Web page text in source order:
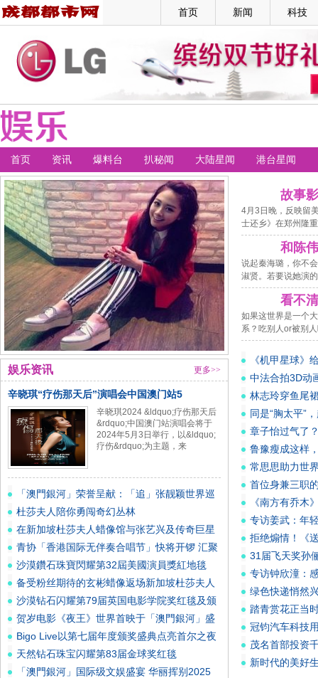
首页 新闻 科技
首页 资讯 爆料台 扒秘闻 大陆星闻 港台星闻
更多>>
娱乐资讯
辛晓琪“疗伤那天后”演唱会中国澳门站5
辛晓琪2024 &ldquo;疗伤那天后
&rdquo;中国澳门站演唱会将于
2024年5月3日举行，以&ldquo;
疗伤&rdquo;为主题，来
「澳門銀河」荣誉呈献：「追」张靓颖世界巡
回演杜莎夫人陪你勇闯奇幻丛林
在新加坡杜莎夫人蜡像馆与张艺兴及传奇巨星
同台青协「香港国际无伴奏合唱节」快将开锣 汇聚
欧沙漠鑽石珠寶閃耀第32屆美國演員獎紅地毯
Jessi
备受粉丝期待的玄彬蜡像返场新加坡杜莎夫人
蜡像沙漠钻石闪耀第79届英国电影学院奖红毯及颁
奖礼贺岁电影《夜王》世界首映于「澳門銀河」盛
大举Bigo Live以第七届年度颁奖盛典点亮首尔之夜
天然钻石珠宝闪耀第83届金球奖红毯
「澳門銀河」国际级文娱盛宴 华丽挥别2025
故事
4月3日晚，反映留
士还乡》在郑州隆
和陈
说起秦海璐，你不
淑贤。若要说她演
看不
如果这世界是一个
系？吃别人or被别
《机甲星球》
中法合拍3D动
林志玲穿鱼尾
发，好清纯
同是“胸太平”
体验章子怡过气了
鲁豫瘦成这样
常思思助力世
首位身兼三职
《南方有乔木
专访姜武：年
拒绝煽情！《
31届飞天奖孙
专访钟欣潼：
绿色快递悄然
踏青赏花正当
冠钧汽车科技
茂名首部投资
新时代的美好